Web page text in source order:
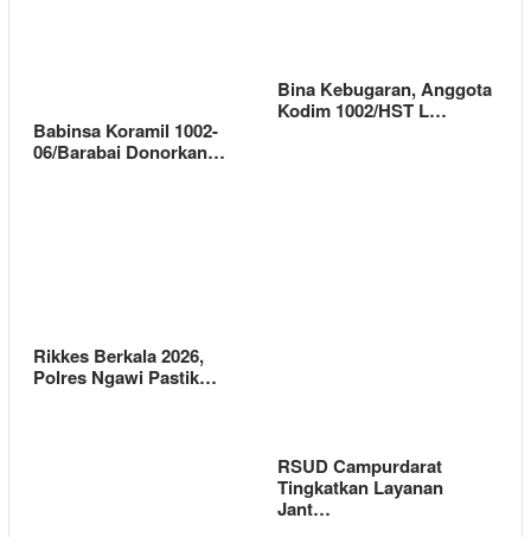
Babinsa Koramil 1002-
06/Barabai Donorkan…
Bina Kebugaran, Anggota
Kodim 1002/HST L…
Rikkes Berkala 2026,
Polres Ngawi Pastik…
RSUD Campurdarat
Tingkatkan Layanan
Jant…